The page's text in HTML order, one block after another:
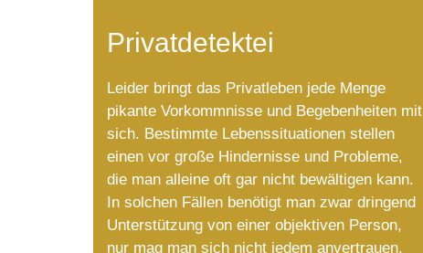
Privatdetektei
Leider bringt das Privatleben jede Menge
pikante Vorkommnisse und Begebenheiten mit
sich. Bestimmte Lebenssituationen stellen
einen vor große Hindernisse und Probleme,
die man alleine oft gar nicht bewältigen kann.
In solchen Fällen benötigt man zwar dringend
Unterstützung von einer objektiven Person,
nur mag man sich nicht jedem anvertrauen,